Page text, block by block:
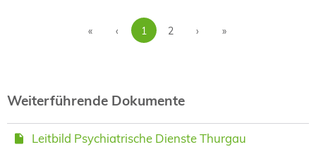
« ‹ 1 2 › »
Weiterführende Dokumente
Leitbild Psychiatrische Dienste Thurgau